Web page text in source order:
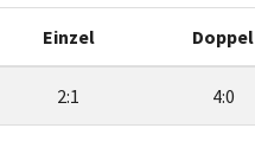
Einzel Doppel
2:1 4:0